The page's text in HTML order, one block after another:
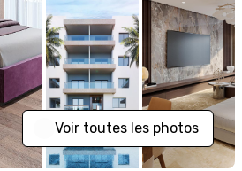
Voir toutes les photos